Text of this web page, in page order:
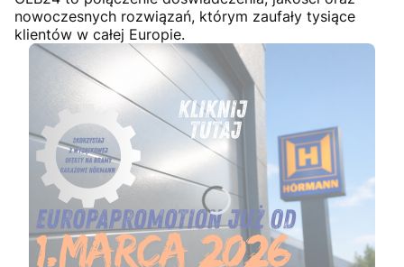
nowoczesnych rozwiązań, którym zaufały tysiące
klientów w całej Europie.